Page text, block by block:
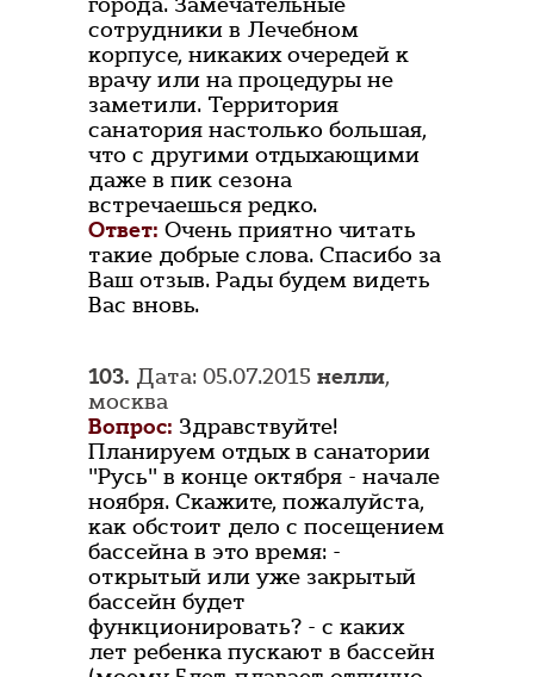
сотрудники в Лечебном
корпусе, никаких очередей к
врачу или на процедуры не
заметили. Территория
санатория настолько большая,
что с другими отдыхающими
даже в пик сезона
встречаешься редко.
Ответ: Очень приятно читать
такие добрые слова. Спасибо за
Ваш отзыв. Рады будем видеть
Вас вновь.
103. Дата: 05.07.2015 нелли,
москва
Вопрос: Здравствуйте!
Планируем отдых в санатории
"Русь" в конце октября - начале
ноября. Скажите, пожалуйста,
как обстоит дело с посещением
бассейна в это время: -
открытый или уже закрытый
бассейн будет
функционировать? - с каких
лет ребенка пускают в бассейн